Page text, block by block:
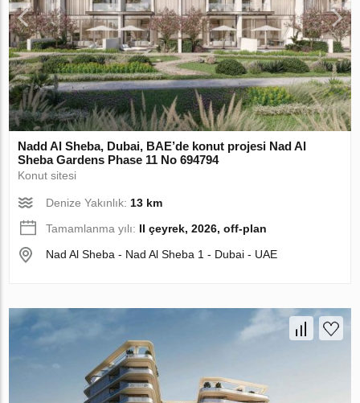
Nadd Al Sheba, Dubai, BAE’de konut projesi Nad Al
Sheba Gardens Phase 11 No 694794
Konut sitesi
Denize Yakınlık: 13 km
Tamamlanma yılı: II çeyrek, 2026, off-plan
Nad Al Sheba - Nad Al Sheba 1 - Dubai - UAE